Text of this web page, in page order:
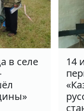
в селе
14